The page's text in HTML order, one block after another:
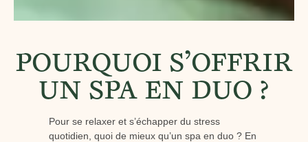
POURQUOI S’OFFRIR
UN SPA EN DUO ?
Pour se relaxer et s’échapper du stress
quotidien, quoi de mieux qu’un spa en duo ? En